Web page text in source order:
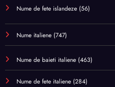
Nume de fete islandeze (56)
Nume italiene (747)
Nume de baieti italiene (463)
Nume de fete italiene (284)